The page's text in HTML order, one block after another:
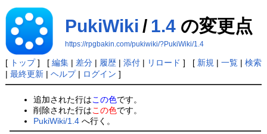
PukiWiki / 1.4の変更点
https://rpgbakin.com/pukiwiki/?PukiWiki/1.4
[ トップ] [ 編集| 差分| 履歴| 添付| リロード ] [ 新規 | 一覧| 検索
| 最終更新| ヘルプ| ログイン ]
追加された行はこの色です。
削除された行はこの色です。
PukiWiki/1.4 へ行く。